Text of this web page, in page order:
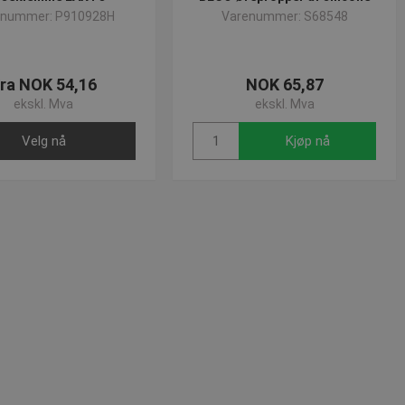
P910928H
NOK 54,16
ekskl. Mva
Velg nå
Varenummer: S68548
NOK 65,87
ekskl. Mva
Kjøp nå